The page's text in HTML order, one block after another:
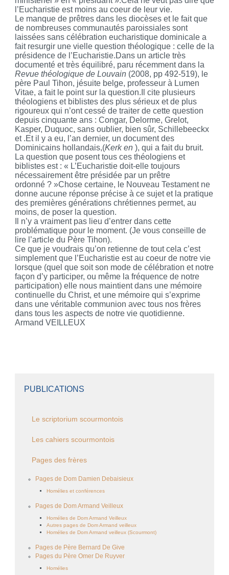
l’Eucharistie est moins au coeur de leur vie.
Le manque de prêtres dans les diocèses et le fait que
de nombreuses communautés paroissiales sont
laissées sans célébration eucharistique dominicale a
fait resurgir une vielle question théologique : celle de la
présidence de l’Eucharistie.Dans un article très
documenté et très équilibré, paru récemment dans la
Revue théologique de Louvain(2008, pp 492-519), le
père Paul Tihon, jésuite belge, professeur à Lumen
Vitae, a fait le point sur la question.Il cite plusieurs
théologiens et biblistes des plus sérieux et de plus
rigoureux qui n’ont cessé de traiter de cette question
depuis cinquante ans : Congar, Delorme, Grelot,
Kasper, Duquoc, sans oublier, bien sûr, Schillebeeckx
et .Et il y a eu, l’an dernier, un document des
Dominicains hollandais,(Kerken ), qui a fait du bruit.
La question que posent tous ces théologiens et
biblistes est : « L’Eucharistie doit-elle toujours
nécessairement être présidée par un prêtre
ordonné ? »Chose certaine, le Nouveau Testament ne
donne aucune réponse précise à ce sujet et la pratique
des premières générations chrétiennes permet, au
moins, de poser la question.
Il n’y a vraiment pas lieu d’entrer dans cette
problématique pour le moment. (Je vous conseille de
lire l’article du Père Tihon).
Ce que je voudrais qu’on retienne de tout cela c’est
simplement que l’Eucharistie est au coeur de notre vie
lorsque (quel que soit son mode de célébration et notre
façon d’y participer, ou même la fréquence de notre
participation) elle nous maintient dans une mémoire
continuelle du Christ, et une mémoire qui s’exprime
dans une véritable communion avec tous nos frères
dans tous les aspects de notre vie quotidienne.
Armand VEILLEUX
PUBLICATIONS
Le scriptorium scourmontois
Les cahiers scourmontois
Pages des frères
Pages de Dom Damien Debaisieux
Homélies et conférences
Pages de Dom Armand Veilleux
Homélies de Dom Armand Veilleux
Autres pages de Dom Armand veilleux
Homélies de Dom Armand veilleux (Scourmont)
Pages de Père Bernard De Give
Pages du Père Omer De Ruyver
Homélies